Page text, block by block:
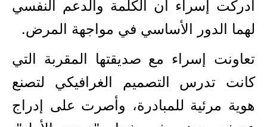
أدركت إسراء أن الكلمة والدعم النفسي
لهما الدور الأساسي في مواجهة المرض.
تعاونت إسراء مع صديقتها المقربة التي
كانت تدرس التصميم الغرافيكي لتصنع
هوية مرئية للمبادرة، وأصرت على إدراج